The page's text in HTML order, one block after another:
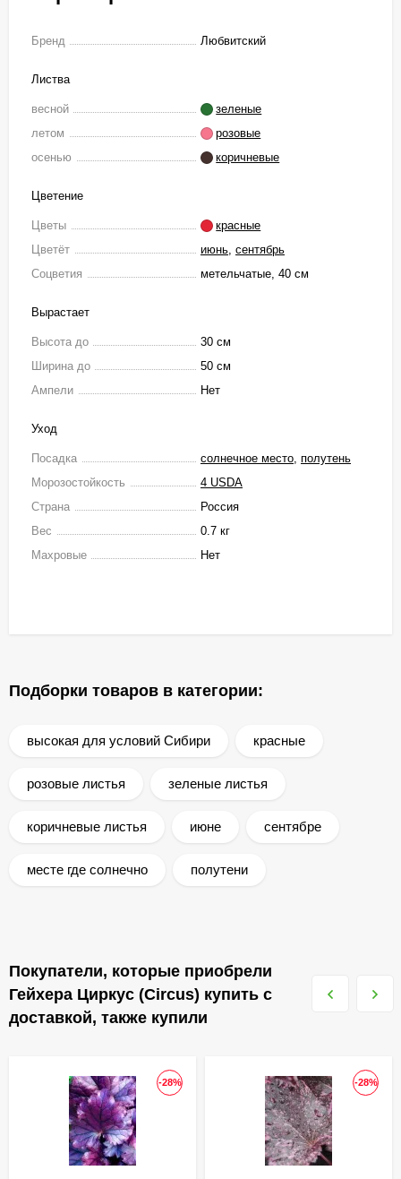
Бренд Любвитский
Листва
весной
зеленые
летом
розовые
осенью
коричневые
Цветение
Цветы
красные
Цветёт
июнь, сентябрь
Соцветия
метельчатые, 40 см
Вырастает
Высота до
30 см
Ширина до
50 см
Ампели
Нет
Уход
Посадка солнечное место, полутень
Морозостойкость
4 USDA
Страна
Россия
Вес
0.7 кг
Махровые
Нет
Подборки товаров в категории:
высокая для условий Сибири красные
розовые листья зеленые листья
коричневые листья июне сентябре
месте где солнечно полутени
Покупатели, которые приобрели
Гейхера Циркус (Circus) купить с
доставкой, также купили
-28% -28%